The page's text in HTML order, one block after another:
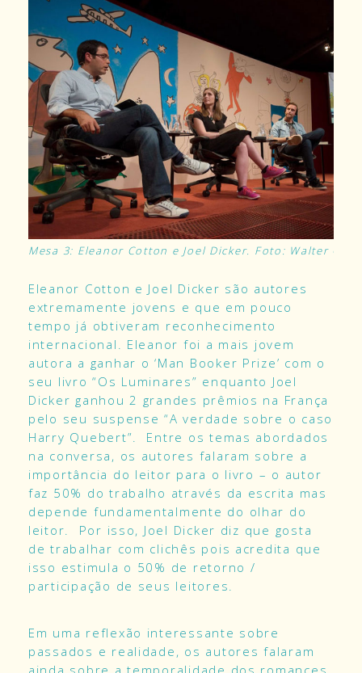
Mesa 3: Eleanor Cotton e Joel Dicker. Foto: Walter
Eleanor Cotton e Joel Dicker são autores
extremamente jovens e que em pouco
tempo já obtiveram reconhecimento
internacional. Eleanor foi a mais jovem
autora a ganhar o ‘Man Booker Prize’ com o
seu livro “Os Luminares” enquanto Joel
Dicker ganhou 2 grandes prêmios na França
pelo seu suspense “A verdade sobre o caso
Harry Quebert”. Entre os temas abordados
na conversa, os autores falaram sobre a
importância do leitor para o livro – o autor
faz 50% do trabalho através da escrita mas
depende fundamentalmente do olhar do
leitor. Por isso, Joel Dicker diz que gosta
de trabalhar com clichês pois acredita que
isso estimula o 50% de retorno /
participação de seus leitores.
Em uma reflexão interessante sobre
passados e realidade, os autores falaram